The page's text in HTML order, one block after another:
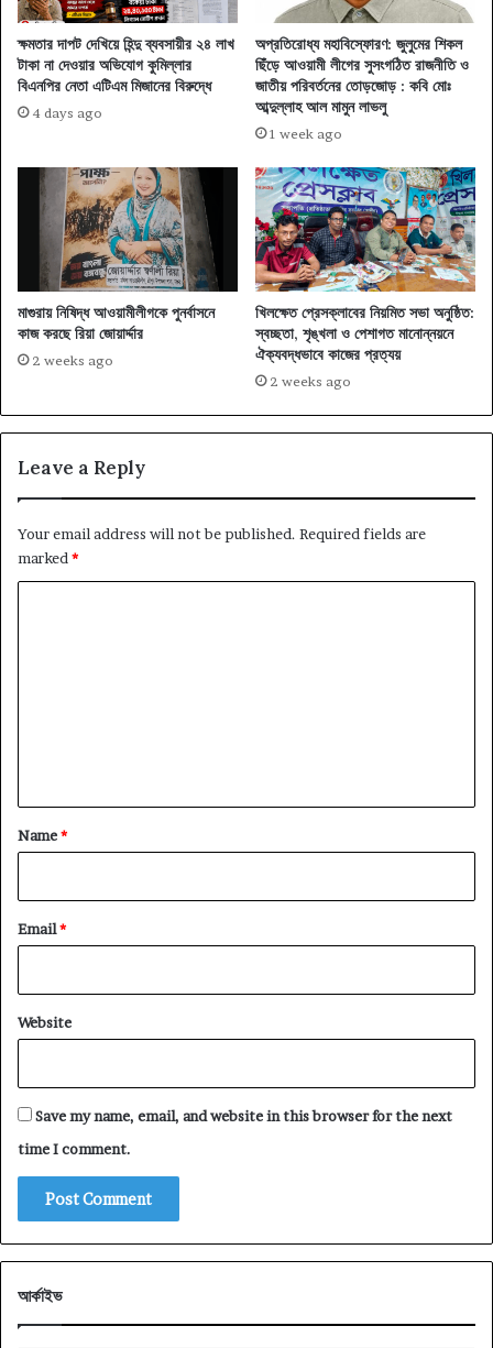
ক্ষমতার দাপট দেখিয়ে হিন্দু ব্যবসায়ীর ২৪ লাখ
টাকা না দেওয়ার অভিযোগ কুমিল্লার
বিএনপির নেতা এটিএম মিজানের বিরুদ্ধে
4 days ago
অপ্রতিরোধ্য মহাবিস্ফোরণ: জুলুমের শিকল
ছিঁড়ে আওয়ামী লীগের সুসংগঠিত রাজনীতি ও
জাতীয় পরিবর্তনের তোড়জোড় : কবি মোঃ
আব্দুল্লাহ আল মামুন লাভলু
1 week ago
মাগুরায় নিষিদ্ধ আওয়ামীলীগকে পুনর্বাসনে
কাজ করছে রিয়া জোয়ার্দ্দার
2 weeks ago
খিলক্ষেত প্রেসক্লাবের নিয়মিত সভা অনুষ্ঠিত:
স্বচ্ছতা, শৃঙ্খলা ও পেশাগত মানোন্নয়নে
ঐক্যবদ্ধভাবে কাজের প্রত্যয়
2 weeks ago
Leave a Reply
Your email address will not be published. Required fields are
marked *
*
Name*
Email*
Website
Save my name, email, and website in this browser for the next
time I comment.
আর্কাইভ